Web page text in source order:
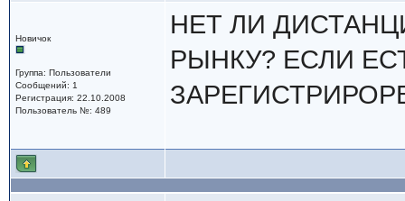
Новичок
Группа: Пользователи
Сообщений: 1
Регистрация: 22.10.2008
Пользователь №: 489
НЕТ ЛИ
РЫНКУ? ЕСЛИ